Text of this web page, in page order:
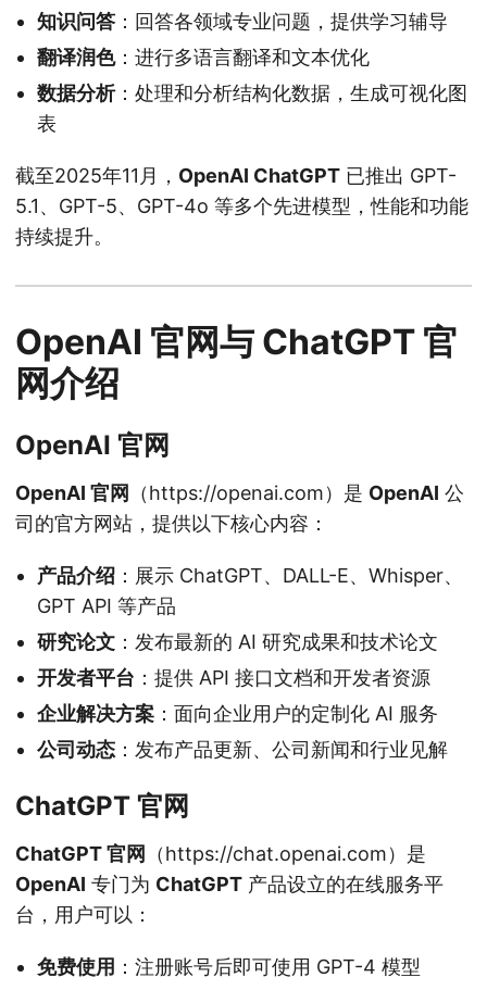
知识问答 ：回答各领域专业问题，提供学习辅导
翻译润色：进行多语言翻译和文本优化
数据分析：处理和分析结构化数据，生成可视化图
表
截至2025年11月， OpenAI ChatGPT 已推出 GPT-
5.1、GPT-5、GPT-4o 等多个先进模型，性能和功能
持续提升。
OpenAI 官网与 ChatGPT 官
网介绍
OpenAI 官网
OpenAI 官网 （https://openai.com）是 OpenAI 公
司的官方网站，提供以下核心内容：
产品介绍 ：展示 ChatGPT、DALL-E、Whisper、
GPT API 等产品
研究论文 ：发布最新的 AI 研究成果和技术论文
开发者平台 ：提供 API 接口文档和开发者资源
企业解决方案 ：面向企业用户的定制化 AI 服务
公司动态 ：发布产品更新、公司新闻和行业见解
ChatGPT 官网
ChatGPT 官网
（https://chat.openai.com）是
OpenAI 专门为 ChatGPT 产品设立的在线服务平
台，用户可以：
免费使用 ：注册账号后即可使用 GPT-4 模型